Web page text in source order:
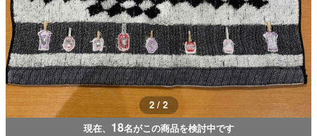
2 / 2
現在、 18名がこの商品を検討中です